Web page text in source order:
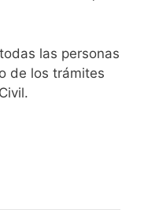
todas las personas
de los trámites